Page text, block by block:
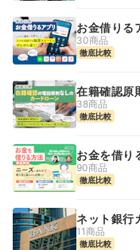
お金借りる
30商品
徹底比較
在籍確認原
38商品
徹底比較
お金を借り
90商品
徹底比較
ネット銀行
11商品
徹底比較